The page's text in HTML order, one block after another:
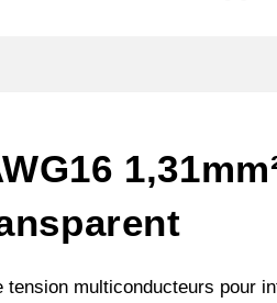
tension multiconducteurs pour